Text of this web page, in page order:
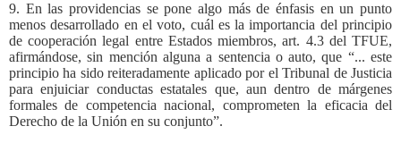
9. En las providencias se pone algo más de énfasis en un punto
menos desarrollado en el voto, cuál es la importancia del principio
de cooperación legal entre Estados miembros, art. 4.3 del TFUE,
afirmándose, sin mención alguna a sentencia o auto, que “... este
principio ha sido reiteradamente aplicado por el Tribunal de Justicia
para enjuiciar conductas estatales que, aun dentro de márgenes
formales de competencia nacional, comprometen la eficacia del
Derecho de la Unión en su conjunto”.